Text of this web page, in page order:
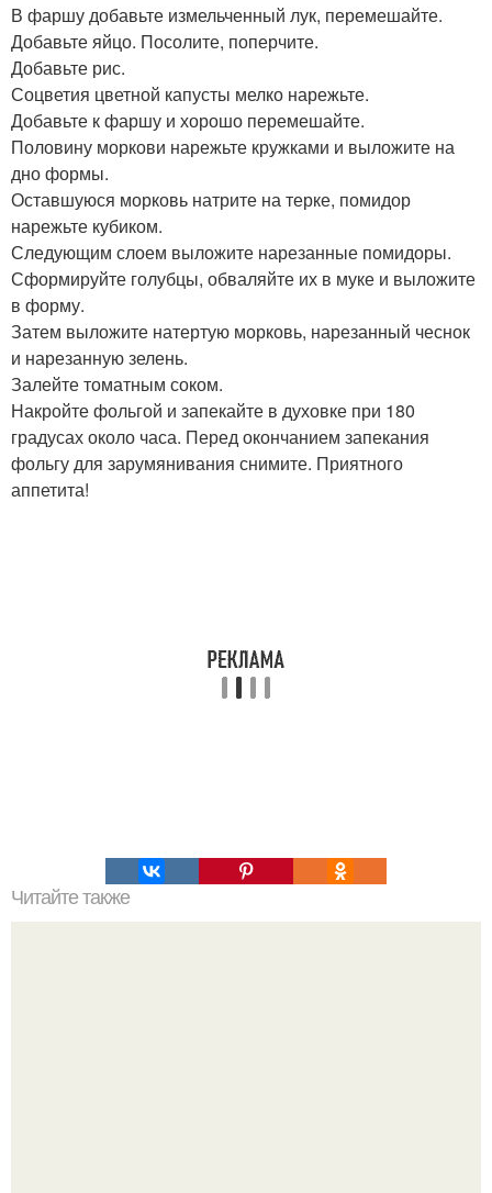
В фаршу добавьте измельченный лук, перемешайте.
Добавьте яйцо. Посолите, поперчите.
Добавьте рис.
Соцветия цветной капусты мелко нарежьте.
Добавьте к фаршу и хорошо перемешайте.
Половину моркови нарежьте кружками и выложите на
дно формы.
Оставшуюся морковь натрите на терке, помидор
нарежьте кубиком.
Следующим слоем выложите нарезанные помидоры.
Сформируйте голубцы, обваляйте их в муке и выложите
в форму.
Затем выложите натертую морковь, нарезанный чеснок
и нарезанную зелень.
Залейте томатным соком.
Накройте фольгой и запекайте в духовке при 180
градусах около часа. Перед окончанием запекания
фольгу для зарумянивания снимите. Приятного
аппетита!
Читайте также